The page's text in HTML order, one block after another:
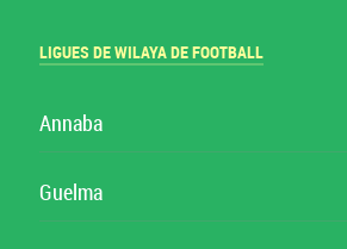
LIGUES DE WILAYA DE FOOTBALL
Annaba
Guelma